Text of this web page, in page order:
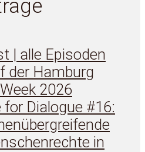
| alle Episoden
der Hamburg
2026
for Dialogue #16:
in